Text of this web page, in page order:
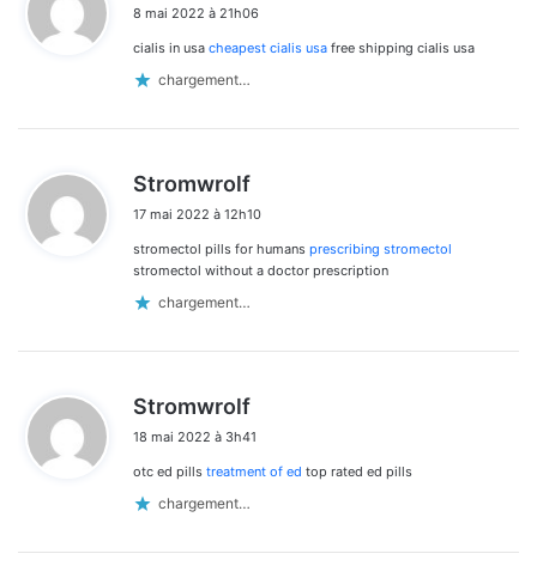
t
8 mai 2022 à 21h06
cialis in usa cheapest cialis usa free shipping cialis usa
chargement…
Stromwrolf
t
:
17 mai 2022 à 12h10
stromectol pills for humans prescribing stromectol
stromectol without a doctor prescription
chargement…
Stromwrolf
t
18 mai 2022 à 3h41
otc ed pills treatment of ed top rated ed pills
chargement…